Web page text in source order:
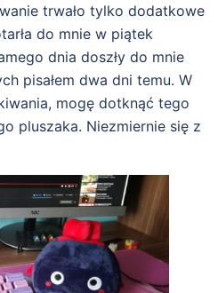
trwało tylko dodatkowe
do mnie w piątek
dnia doszły do mnie
pisałem dwa dni temu. W
mogę dotknąć tego
pluszaka. Niezmiernie się z